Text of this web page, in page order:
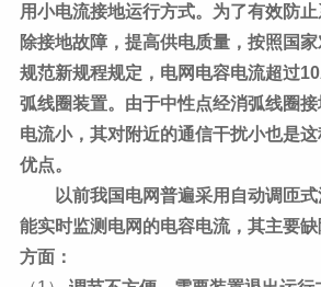
用小电流接地运行方式。为了有效防
除接地故障，提高供电质量，按照国
规范新规程规定，电网电容电流超过
弧线圈装置。由于中性点经消弧线圈
电流小，其对附近的通信干扰小也是
优点。
以前我国电网普遍采用自动调匝
能实时监测电网的电容电流，其主要
方面：